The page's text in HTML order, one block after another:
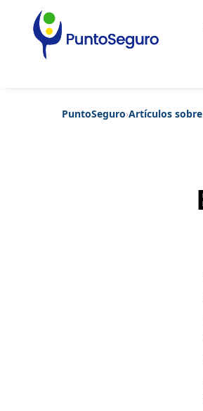
PuntoSeguro›Artículos sobre